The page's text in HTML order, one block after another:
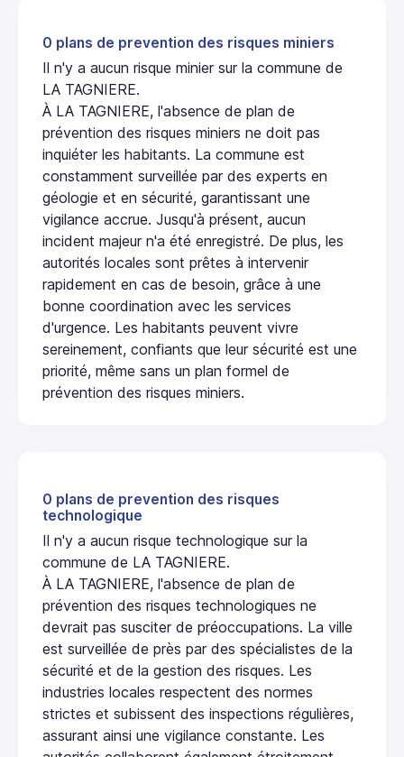
0 plans de prevention des risques miniers
Il n'y a aucun risque minier sur la commune de
LA TAGNIERE.
À LA TAGNIERE, l'absence de plan de
prévention des risques miniers ne doit pas
inquiéter les habitants. La commune est
constamment surveillée par des experts en
géologie et en sécurité, garantissant une
vigilance accrue. Jusqu'à présent, aucun
incident majeur n'a été enregistré. De plus, les
autorités locales sont prêtes à intervenir
rapidement en cas de besoin, grâce à une
bonne coordination avec les services
d'urgence. Les habitants peuvent vivre
sereinement, confiants que leur sécurité est une
priorité, même sans un plan formel de
prévention des risques miniers.
0 plans de prevention des risques
technologique
Il n'y a aucun risque technologique sur la
commune de LA TAGNIERE.
À LA TAGNIERE, l'absence de plan de
prévention des risques technologiques ne
devrait pas susciter de préoccupations. La ville
est surveillée de près par des spécialistes de la
sécurité et de la gestion des risques. Les
industries locales respectent des normes
strictes et subissent des inspections régulières,
assurant ainsi une vigilance constante. Les